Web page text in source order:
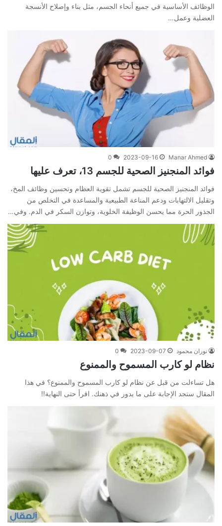
الوظائف الأساسية في جميع أنحاء الجسم، مثل بناء وإصلاح الأنسجة
العضلية وعمل…
Manar Ahmed
2023-09-16
0
فوائد المنجنيز الصحية للجسم 13، تعرف عليها
فوائد المنجنيز الصحية للجسم تشمل تقوية العظام وتحسين وظائف المخ،
وتقليل الالتهابات ودعم المناعة الطبيعية والمساعدة في التخلص من
الجذور الحرة مما يحسن الوظيفة الخلوية، وتوازن السكر في الدم. وفي…
نوران محمود 2023-09-07
0
نظام لو كارب المسموح والممنوع
هل تساءلت من قبل عن نظام لو كارب المسموح والممنوع؟ في هذا
المقال ستجد الإجابة على ما يدور في ذهنك. اقرأ حتى النهاية!!